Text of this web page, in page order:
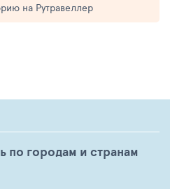
на Рутравеллер
по городам и странам